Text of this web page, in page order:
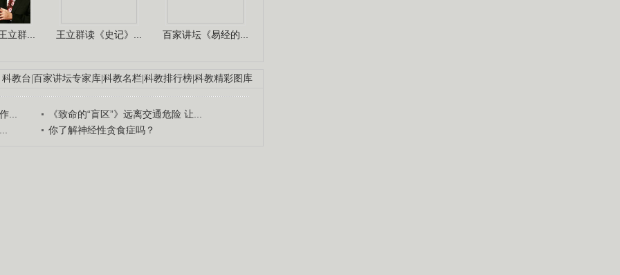
立群... 王立群读《史记》... 百家讲坛《易经的...
科教台 百家讲坛专家库 科教名栏 科教排行榜 科教精彩图库
...
《致命的“盲区”》远离交通危险 让...
你了解神经性贪食症吗？